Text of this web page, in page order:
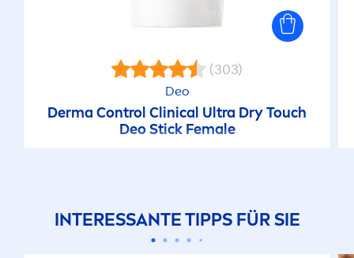
(303)
Deo
Derma Control Clinical Ultra Dry Touch
Deo Stick Female
INTERESSANTE TIPPS FÜR SIE